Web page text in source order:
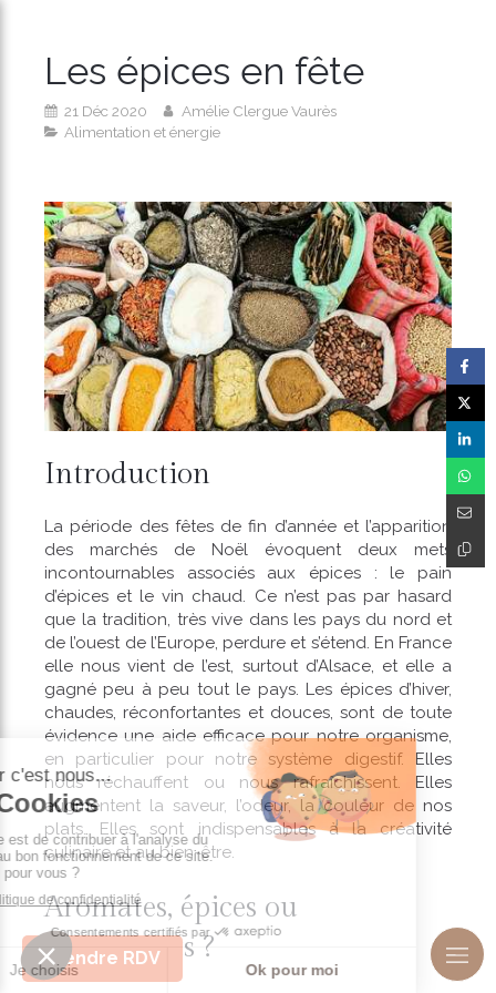
Prendre RDV
Les épices en fête
21 Déc 2020
Amélie Clergue Vaurès
Alimentation et énergie
Introduction
La période des fêtes de fin d’année et l’apparition
des marchés de Noël évoquent deux mets
incontournables associés aux épices : le pain
d’épices et le vin chaud. Ce n’est pas par hasard
que la tradition, très vive dans les pays du nord et
de l’ouest de l’Europe, perdure et s’étend. En France
elle nous vient de l’est, surtout d’Alsace, et elle a
gagné peu à peu tout le pays. Les épices d’hiver,
chaudes, réconfortantes et douces, sont de toute
évidence une aide efficace pour notre organisme,
en particulier pour notre système digestif. Elles
nous réchauffent ou nous rafraîchissent. Elles
augmentent la saveur, l’odeur, la couleur de nos
plats. Elles sont indispensables à la créativité
culinaire et au bien-être.
Aromates, épices ou
condiments ?